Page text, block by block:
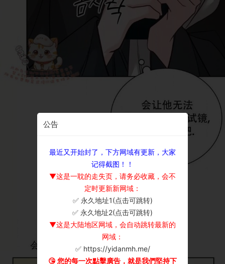
公告
最近又开始封了，下方网域有更新，大家
记得截图！！
▼这是一耽的走失页，请务必收藏，会不
定时更新新网域：
✅ 永久地址1(点击可跳转)
✅ 永久地址2(点击可跳转)
▼这是大陆地区网域，会自动跳转最新的
网域：
✅ https://yidanmh.me/
😘 您的每一次點擊廣告，就是我們堅持下